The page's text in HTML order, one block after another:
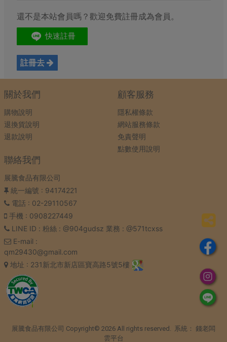
還不是本站會員嗎？歡迎免費註冊成為會員。
註冊去
關於我們
購物說明
退換貨說明
退款說明
顧客服務
隱私權條款
網站服務條款
免責聲明
點數使用說明
聯絡我們
展騰食品有限公司
統一編號 : 94174221
電話: 02-29110567
手機 : 0908227449
LINE ID : 粉絲 : @904gudsz 業務 : @571tcxss
E-mail :
qm29430@gmail.com
地址 : 231新北市新店區寶高路5號5樓
展騰食品有限公司 Copyright© 2026 All rights reserved. 系統： 錢老闆
雲平台